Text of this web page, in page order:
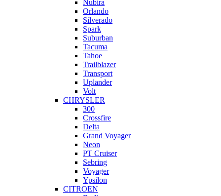
Nubira
Orlando
Silverado
Spark
Suburban
Tacuma
Tahoe
Trailblazer
Transport
Uplander
Volt
CHRYSLER
300
Crossfire
Delta
Grand Voyager
Neon
PT Cruiser
Sebring
Voyager
Ypsilon
CITROEN